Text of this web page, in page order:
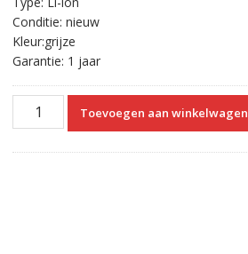
Conditie: nieuw
Kleur:grijze
Garantie: 1 jaar
Originele
Toevoegen aan winkelwagen